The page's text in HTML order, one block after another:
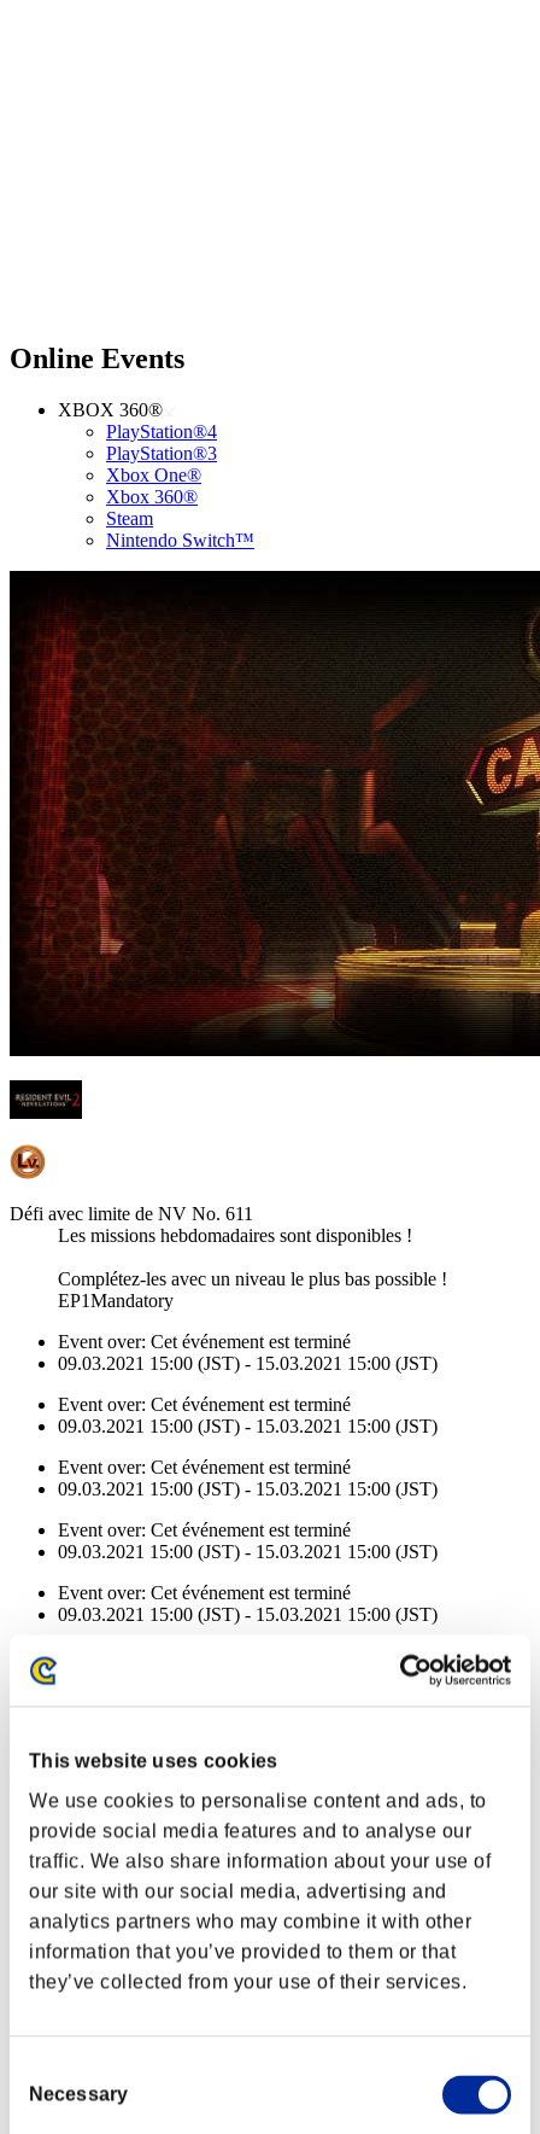
This website uses cookies
We use cookies to personalise content and ads, to
provide social media features and to analyse our
traffic. We also share information about your use of
our site with our social media, advertising and
analytics partners who may combine it with other
information that you’ve provided to them or that
they’ve collected from your use of their services.
Selection
Necessary
Online Events
XBOX 360®
PlayStation®4
PlayStation®3
Xbox One®
Xbox 360®
Steam
Nintendo Switch™
Défi avec limite de NV No. 611
Les missions hebdomadaires sont disponibles !
Complétez-les avec un niveau le plus bas possible !
EP1Mandatory
Event over: Cet événement est terminé
09.03.2021 15:00 (JST) - 15.03.2021 15:00 (JST)
Event over: Cet événement est terminé
09.03.2021 15:00 (JST) - 15.03.2021 15:00 (JST)
Event over: Cet événement est terminé
09.03.2021 15:00 (JST) - 15.03.2021 15:00 (JST)
Event over: Cet événement est terminé
09.03.2021 15:00 (JST) - 15.03.2021 15:00 (JST)
Event over: Cet événement est terminé
09.03.2021 15:00 (JST) - 15.03.2021 15:00 (JST)
09.03.2021 15:00 (JST) - 15.03.2021 15:00 (JST)
Succès
NV personnage: 40 ou moins
Lv.2
NV personnage: 30 ou moins
Tir multiple + 2